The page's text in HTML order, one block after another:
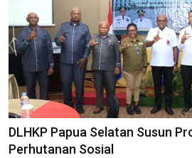
DLHKP Papua Selatan Susun
Perhutanan Sosial